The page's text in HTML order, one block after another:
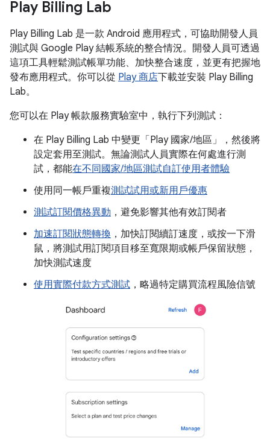
Play Billing Lab
Play Billing Lab 是一款 Android 應用程式，可協助開發人員
測試與 Google Play 結帳系統的整合情況。開發人員可透過
這項工具輕鬆測試帳單功能、加快整合速度，並更有把握地
發布應用程式。你可以從 Play 商店下載並安裝 Play Billing
Lab。
您可以在 Play 帳款服務實驗室中，執行下列測試：
在 Play Billing Lab 中變更「Play 國家/地區」
，然後將
設定套用至測試。無論測試人員實際在何處進行測
試，都能在不同國家/地區測試自訂使用者體驗
使用同一帳戶重複測試試用或新用戶優惠
測試訂閱價格異動 ，避免影響其他有效訂閱者
加速訂閱狀態轉換 ，加快訂閱續訂速度，或按一下滑
鼠，將測試用訂閱項目移至寬限期或帳戶保留狀態，
加快測試速度
使用實際付款方式測試 ，略過特定購買流程風險信號